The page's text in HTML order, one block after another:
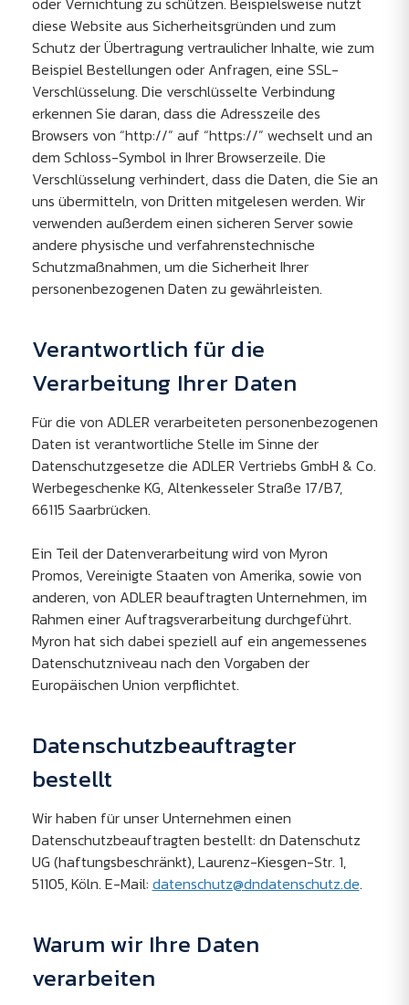
diese Website aus Sicherheitsgründen und zum
Schutz der Übertragung vertraulicher Inhalte, wie zum
Beispiel Bestellungen oder Anfragen, eine SSL-
Verschlüsselung. Die verschlüsselte Verbindung
erkennen Sie daran, dass die Adresszeile des
Browsers von “http://” auf “https://” wechselt und an
dem Schloss-Symbol in Ihrer Browserzeile. Die
Verschlüsselung verhindert, dass die Daten, die Sie an
uns übermitteln, von Dritten mitgelesen werden. Wir
verwenden außerdem einen sicheren Server sowie
andere physische und verfahrenstechnische
Schutzmaßnahmen, um die Sicherheit Ihrer
personenbezogenen Daten zu gewährleisten.
Verantwortlich für die
Verarbeitung Ihrer Daten
Für die von ADLER verarbeiteten personenbezogenen
Daten ist verantwortliche Stelle im Sinne der
Datenschutzgesetze die ADLER Vertriebs GmbH & Co.
Werbegeschenke KG, Altenkesseler Straße 17/B7,
66115 Saarbrücken.
Ein Teil der Datenverarbeitung wird von Myron
Promos, Vereinigte Staaten von Amerika, sowie von
anderen, von ADLER beauftragten Unternehmen, im
Rahmen einer Auftragsverarbeitung durchgeführt.
Myron hat sich dabei speziell auf ein angemessenes
Datenschutzniveau nach den Vorgaben der
Europäischen Union verpflichtet.
Datenschutzbeauftragter
bestellt
Wir haben für unser Unternehmen einen
Datenschutzbeauftragten bestellt: dn Datenschutz
UG (haftungsbeschränkt), Laurenz-Kiesgen-Str. 1,
51105, Köln. E-Mail: datenschutz@dndatenschutz.de.
Warum wir Ihre Daten
verarbeiten